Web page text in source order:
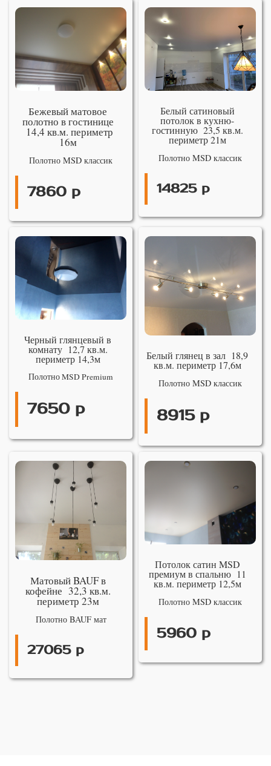
Бежевый матовое
полотно в гостинице
14,4 кв.м. периметр
16м
Полотно MSD классик
7860 р
Белый сатиновый
потолок в кухню-
гостинную 23,5 кв.м.
периметр 21м
Полотно MSD классик
14825 р
Черный глянцевый в
комнату 12,7 кв.м.
периметр 14,3м
Полотно MSD Premium
7650 р
Белый глянец в зал 18,9
кв.м. периметр 17,6м
Полотно MSD классик
8915 р
Матовый BAUF в
кофейне 32,3 кв.м.
периметр 23м
Полотно BAUF мат
27065 р
Потолок сатин MSD
премиум в спальню 11
кв.м. периметр 12,5м
Полотно MSD классик
5960 р